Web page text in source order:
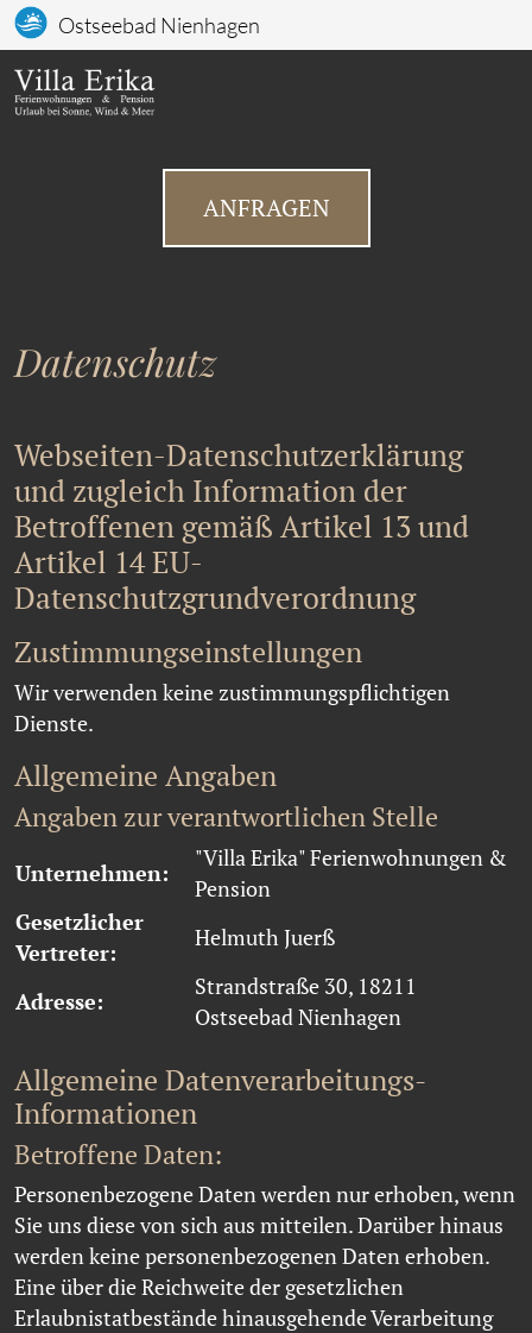
Ostseebad Nienhagen
ANFRAGEN
Datenschutz
Webseiten-Datenschutzerklärung
und zugleich Information der
Betroffenen gemäß Artikel 13 und
Artikel 14 EU-
Datenschutzgrundverordnung
Zustimmungseinstellungen
Wir verwenden keine zustimmungspflichtigen
Dienste.
Allgemeine Angaben
Angaben zur verantwortlichen Stelle
Unternehmen:
"Villa Erika" Ferienwohnungen &
Pension
Gesetzlicher
Vertreter:
Helmuth Juerß
Adresse:
Strandstraße 30, 18211
Ostseebad Nienhagen
Allgemeine Datenverarbeitungs-
Informationen
Betroffene Daten:
Personenbezogene Daten werden nur erhoben, wenn
Sie uns diese von sich aus mitteilen. Darüber hinaus
werden keine personenbezogenen Daten erhoben.
Eine über die Reichweite der gesetzlichen
Erlaubnistatbestände hinausgehende Verarbeitung